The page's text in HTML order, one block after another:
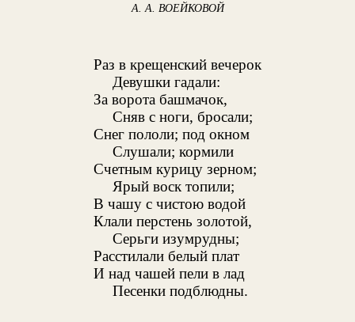
А. А. ВОЕЙКОВОЙ
Раз в крещенский вечерок
Девушки гадали:
За ворота башмачок,
Сняв с ноги, бросали;
Снег пололи; под окном
Слушали; кормили
Счетным курицу зерном;
Ярый воск топили;
В чашу с чистою водой
Клали перстень золотой,
Серьги изумрудны;
Расстилали белый плат
И над чашей пели в лад
Песенки подблюдны.